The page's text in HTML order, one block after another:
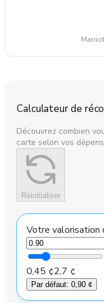
Calculateur de
Découvrez combien
carte selon vos
Réinitialiser
Votre valorisation
0,45 ¢2,7 ¢
Par défaut: 0,90 ¢